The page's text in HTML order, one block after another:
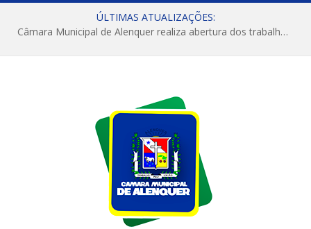
ÚLTIMAS ATUALIZAÇÕES:
Câmara Municipal de Alenquer realiza abertura dos trabalhos do 4º Período Legislativo